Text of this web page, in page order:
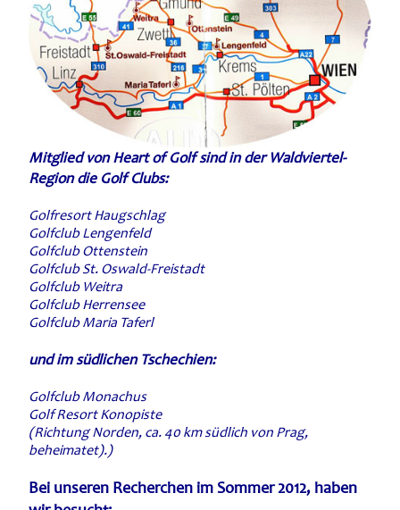
Mitglied von Heart of Golf sind in der Waldviertel-
Region die Golf Clubs:
Golfresort Haugschlag
Golfclub Lengenfeld
Golfclub Ottenstein
Golfclub St. Oswald-Freistadt
Golfclub Weitra
Golfclub Herrensee
Golfclub Maria Taferl
und im südlichen Tschechien:
Golfclub Monachus
Golf Resort Konopiste
(Richtung Norden, ca. 40 km südlich von Prag,
beheimatet).)
Bei unseren Recherchen im Sommer 2012, haben